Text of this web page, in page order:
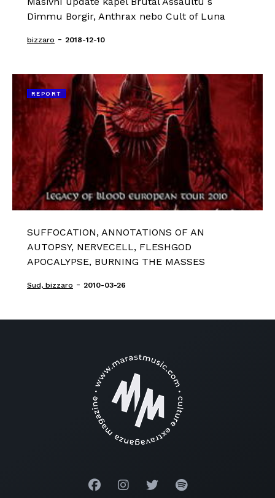
Dimmu Borgir, Anthrax nebo Cult of Luna
bizzaro - 2018-12-10
REPORT
SUFFOCATION, ANNOTATIONS OF AN
AUTOPSY, NERVECELL, FLESHGOD
APOCALYPSE, BURNING THE MASSES
Sud, bizzaro - 2010-03-26